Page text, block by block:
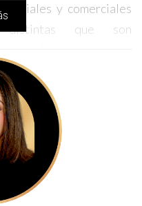
y comerciales
distintas que son
refieren a viviendas,
apartamentos y
las propiedades
locales comerciales y
básica tiene
la forma en que se
Las propiedades